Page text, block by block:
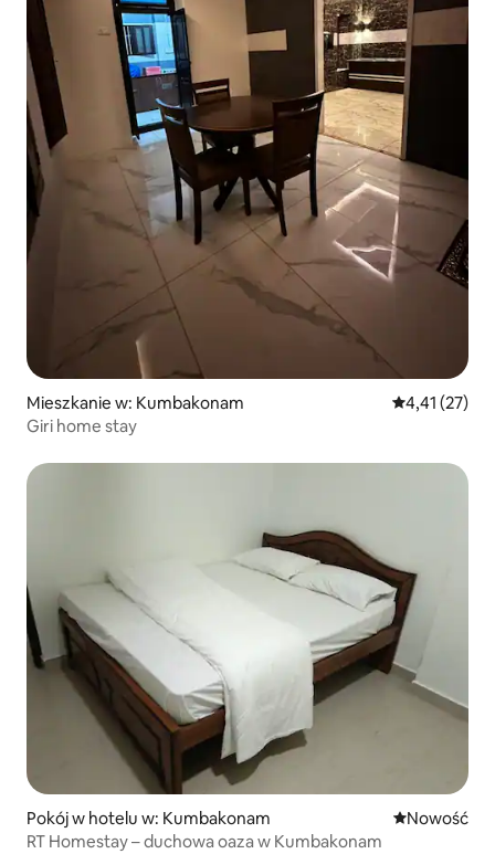
Mieszkanie w: Kumbakonam Średnia
4,41 (27)
Giri home stay
Pokój w hotelu w: Kumbakonam Nowe
Nowość
RT Homestay – duchowa oaza w Kumbakonam